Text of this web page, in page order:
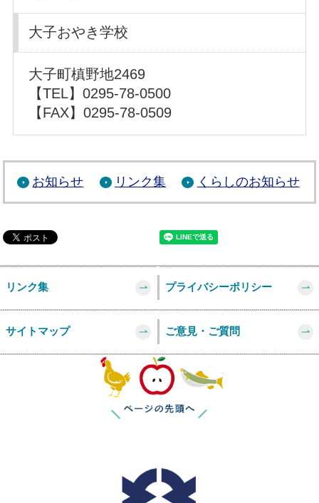
大子おやき学校
大子町槙野地2469
【TEL】0295-78-0500
【FAX】0295-78-0509
お知らせ リンク集 くらしのお知らせ
リンク集 プライバシーポリシー
サイトマップ ご意見・ご質問